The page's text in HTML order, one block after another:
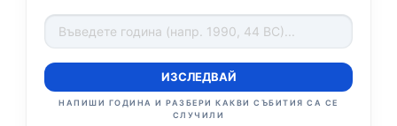
ИЗСЛЕДВАЙ
НАПИШИ ГОДИНА И РАЗБЕРИ КАКВИ СЪБИТИЯ СА СЕ
СЛУЧИЛИ